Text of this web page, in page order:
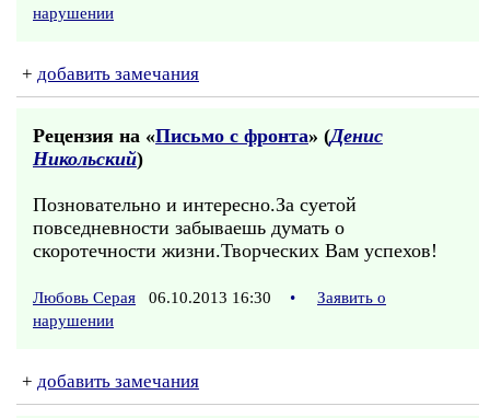
нарушении
+ добавить замечания
Рецензия на «Письмо с фронта» (Денис
Никольский)
Позновательно и интересно.За суетой
повседневности забываешь думать о
скоротечности жизни.Творческих Вам успехов!
Любовь Серая 06.10.2013 16:30 •
Заявить о
нарушении
+ добавить замечания